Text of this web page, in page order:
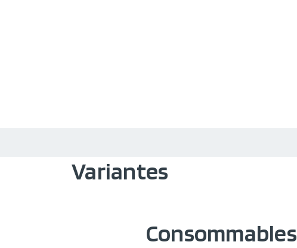
Variantes
Consommables